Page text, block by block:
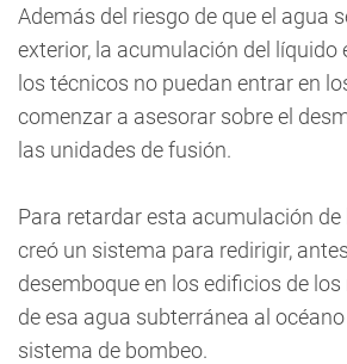
Además del riesgo de que el agua
exterior, la acumulación del líquido
los técnicos no puedan entrar en
comenzar a asesorar sobre el
las unidades de fusión.
Para retardar esta acumulación de
creó un sistema para redirigir,
desemboque en los edificios de
de esa agua subterránea al
sistema de bombeo.